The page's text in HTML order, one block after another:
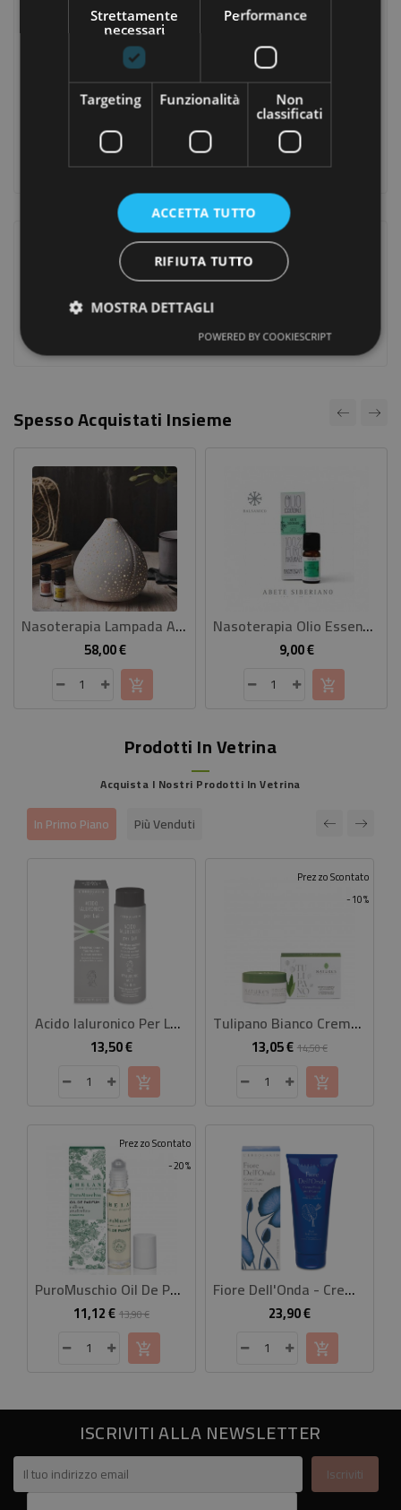
Calotta in ceramica trafilata
Capacità: 100ml
Dimensioni: Diametro 144 mm x Altezza 181 mm
Funzioni
Led multicolor + diffusore
Luce fissa + diffusore
Commenti (0) |
Spesso Acquistati Insieme
Nasoterapia Lampada Ad Ultrasuoni Pot
58,00 €Prezzo
Nasoterapia Olio Essenziale Abete Siberiano
9,00 €Prezzo
Prodotti In Vetrina
Acquista I Nostri Prodotti In Vetrina
In Primo Piano Più Venduti
Acido Ialuronico Per Lui Shampoo Doccia Tonificante
13,50 €Prezzo
-20%
Prezzo Scontato
PuroMuschio Oil De Parfum 10 Ml
11,12 €Prezzo
base
13,90 €Prezzo
-10%
Prezzo Scontato
Tulipano Bianco Crema Corpo Illuminante 100 Ml
13,05 €Prezzo
base
14,50 €Prezzo
Fiore Dell'Onda - Crema Fluida Corpo
23,90 €Prezzo
ISCRIVITI ALLA NEWSLETTER
Strettamente
necessari
Performance
Targeting Funzionalità
Non
classificati
ACCETTA TUTTO
RIFIUTA TUTTO
MOSTRA DETTAGLI
POWERED BY COOKIESCRIPT